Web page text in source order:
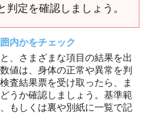
判定を確認しましょう。
内かをチェック
、さまざまな項目の結果を出
値は、身体の正常や異常を判
査結果票を受け取ったら、ま
うか確認しましょう。基準範
もしくは裏や別紙に一覧で記